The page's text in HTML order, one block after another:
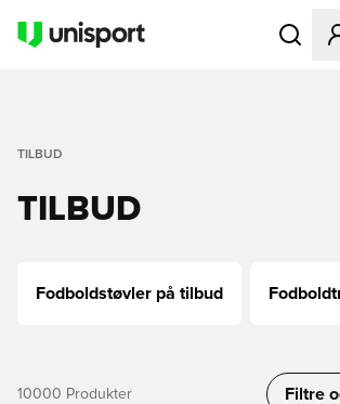
Åbner
TILBUD
TILBUD
Fodboldstøvler på tilbud
10000 Produkter Filtre